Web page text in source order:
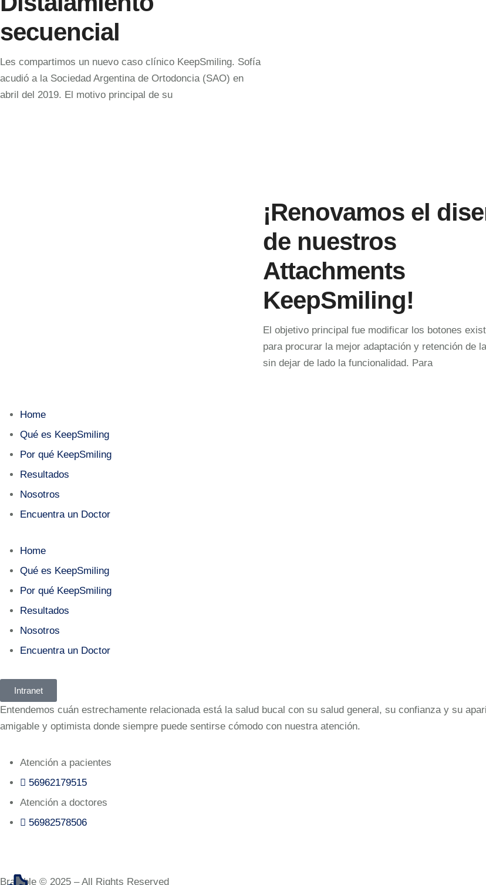
secuencial
Les compartimos un nuevo caso clínico KeepSmiling. Sofía
acudió a la Sociedad Argentina de Ortodoncia (SAO) en
abril del 2019. El motivo principal de su
¡Renovamos el
de nuestros
Attachments
KeepSmiling!
El objetivo principal fue modificar los botones
para procurar la mejor adaptación y retención de
sin dejar de lado la funcionalidad. Para
Home
Qué es KeepSmiling
Por qué KeepSmiling
Resultados
Nosotros
Encuentra un Doctor
Home
Qué es KeepSmiling
Por qué KeepSmiling
Resultados
Nosotros
Encuentra un Doctor
Intranet
Entendemos cuán estrechamente relacionada está la salud bucal con su salud general, su confianza y su
amigable y optimista donde siempre puede sentirse cómodo con nuestra atención.
Atención a pacientes
56962179515‬
Atención a doctores
56982578506‬
Bramble © 2025 – All Rights Reserved